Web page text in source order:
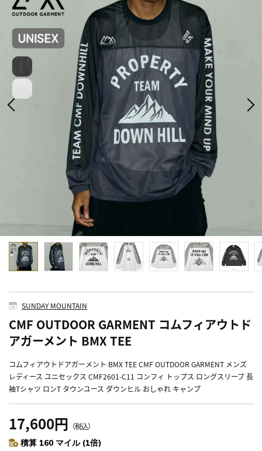
SUNDAY MOUNTAIN
CMF OUTDOOR GARMENT コムフィアウトド
アガーメント BMX TEE
コムフィアウトドアガーメント BMX TEE CMF OUTDOOR GARMENT メンズ
レディース ユニセックス CMF2601-C11 コンフィ トップス ロングスリーブ 長
袖Tシャツ ロンT タウンユース ダウンヒル おしゃれ キャンプ
17,600円 （税込）
積算 160 マイル (1倍)